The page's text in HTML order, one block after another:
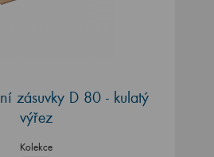
zásuvky D 80 - kulatý
výřez
Kolekce